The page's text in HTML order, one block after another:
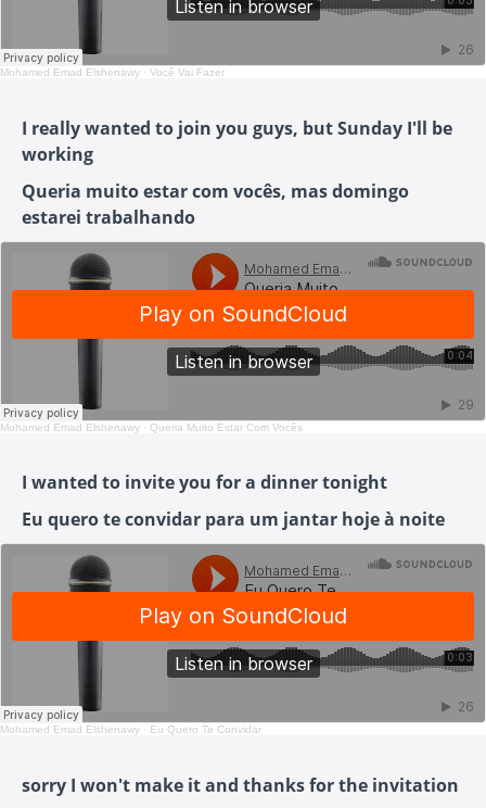
Mohamed Emad Elshenawy · Você Vai Fazer
I really wanted to join you guys, but Sunday I'll be
working
Queria muito estar com vocês, mas domingo
estarei trabalhando
Mohamed Emad Elshenawy · Queria Muito Estar Com Vocês
I wanted to invite you for a dinner tonight
Eu quero te convidar para um jantar hoje à noite
Mohamed Emad Elshenawy · Eu Quero Te Convidar
sorry I won't make it and thanks for the invitation